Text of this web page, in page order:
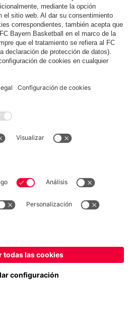
de las cookies
el IVA y los gastos de envío
München AG
Säbener Str. 51-57, 81547 München
para entregar allí!
para entregar allí!